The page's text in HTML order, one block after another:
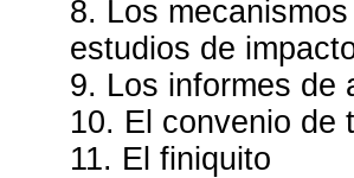
8. Los
estudios de
9. Los informes de
10. El convenio de
11. El finiquito